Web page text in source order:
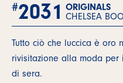
#2031 ORIGINALS
CHELSEA
Tutto ciò che luccica è oro
rivisitazione alla moda
di sera.